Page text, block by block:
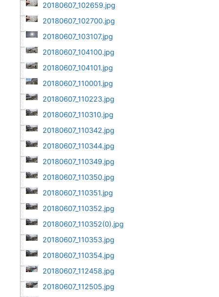
20180607_102659.jpg
20180607_102700.jpg
20180607_103107.jpg
20180607_104100.jpg
20180607_104101.jpg
20180607_110001.jpg
20180607_110223.jpg
20180607_110310.jpg
20180607_110342.jpg
20180607_110344.jpg
20180607_110349.jpg
20180607_110350.jpg
20180607_110351.jpg
20180607_110352.jpg
20180607_110352(0).jpg
20180607_110353.jpg
20180607_110354.jpg
20180607_112458.jpg
20180607_112505.jpg